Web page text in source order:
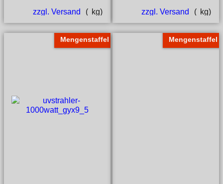
zzgl. Versand kg zzgl. Versand kg
Mengenstaffel Mengenstaffel